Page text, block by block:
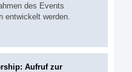
des Events
entwickelt werden.
Aufruf zur